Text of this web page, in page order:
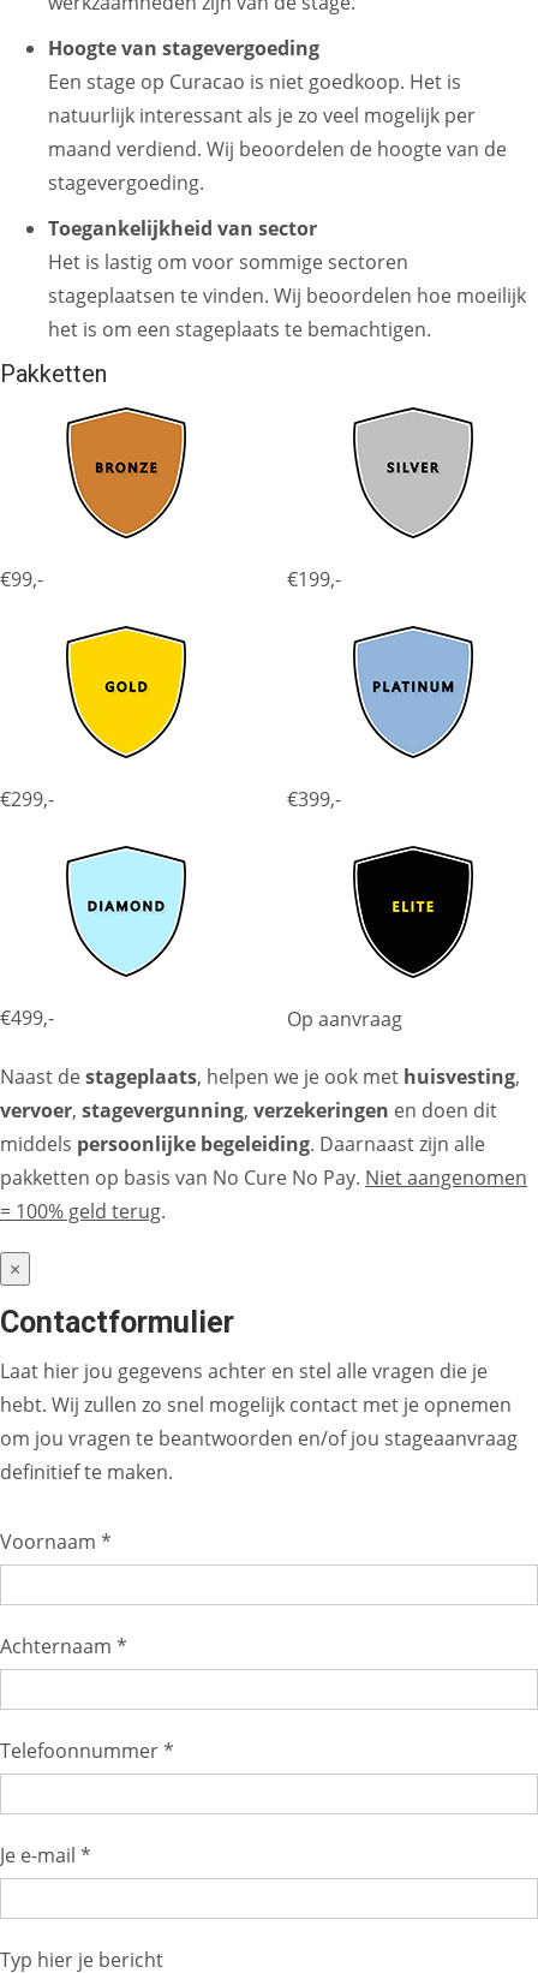
Hoogte van stagevergoeding
Een stage op Curacao is niet goedkoop. Het is
natuurlijk interessant als je zo veel mogelijk per
maand verdiend. Wij beoordelen de hoogte van de
stagevergoeding.
Toegankelijkheid van sector
Het is lastig om voor sommige sectoren
stageplaatsen te vinden. Wij beoordelen hoe moeilijk
het is om een stageplaats te bemachtigen.
Pakketten
€99,- €199,-
€299,- €399,-
€499,- Op aanvraag
Naast destageplaats, helpen we je ook met huisvesting,
vervoer, stagevergunning, verzekeringen en doen dit
middels persoonlijke begeleiding. Daarnaast zijn alle
pakketten op basis van No Cure No Pay. Niet aangenomen
= 100% geld terug.
×
Contactformulier
Laat hier jou gegevens achter en stel alle vragen die je
hebt. Wij zullen zo snel mogelijk contact met je opnemen
om jou vragen te beantwoorden en/of jou stageaanvraag
definitief te maken.
Voornaam *
Achternaam *
Telefoonnummer *
Je e-mail *
Typ hier je bericht